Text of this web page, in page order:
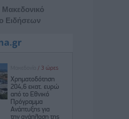
Μακεδονικό
Ειδήσεων